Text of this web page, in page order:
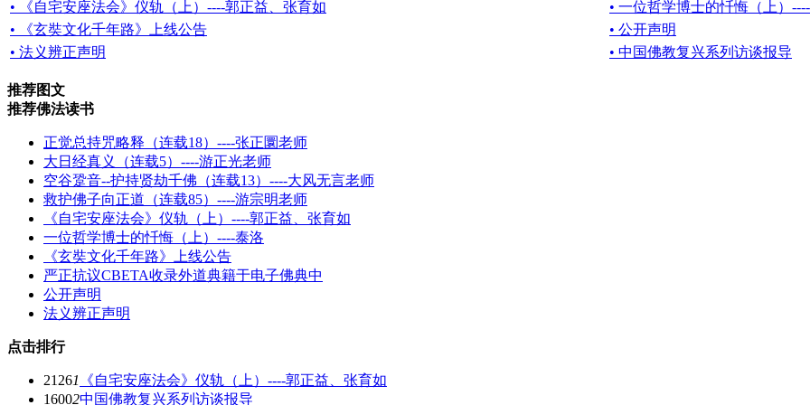
• 《自宅安座法会》仪轨（上）----郭正益、张育如
• 一位哲学博士的忏悔（上）
• 《玄奘文化千年路》上线公告
• 公开声明
• 法义辨正声明
• 中国佛教复兴系列访谈报导
推荐图文
推荐佛法读书
正觉总持咒略释（连载18）----张正圜老师
大日经真义（连载5）----游正光老师
空谷跫音--护持贤劫千佛（连载13）----大风无言老师
救护佛子向正道（连载85）----游宗明老师
《自宅安座法会》仪轨（上）----郭正益、张育如
一位哲学博士的忏悔（上）----泰洛
《玄奘文化千年路》上线公告
严正抗议CBETA收录外道典籍于电子佛典中
公开声明
法义辨正声明
点击排行
21261
《自宅安座法会》仪轨（上）----郭正益、张育如
16002中国佛教复兴系列访谈报导